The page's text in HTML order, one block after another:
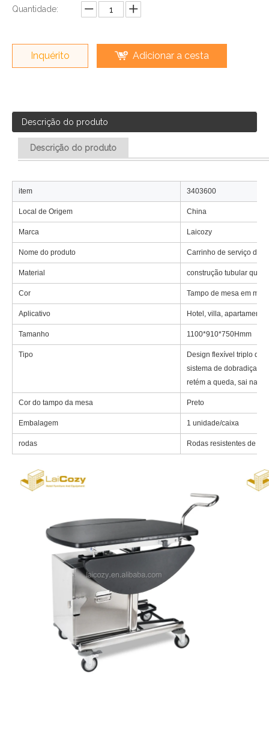
Quantidade:
Inquérito Adicionar a cesta
Descrição do produto
Descrição do produto
item 3403600
Local de Origem China
Marca Laicozy
Nome do produto Carrinho de serviço de
Material construção tubular
Cor Tampo de mesa em
Aplicativo Hotel, villa,
Tamanho 1100*910*750Hmm
Tipo
Design flexível triplo
sistema de dobradiça
retém a queda, sai na
Cor do tampo da mesa Preto
Embalagem 1 unidade/caixa
rodas Rodas resistentes de